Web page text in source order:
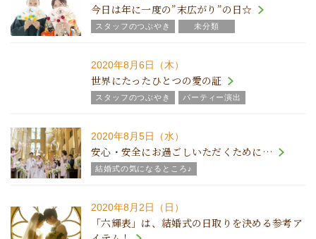
今日は年に一度の”末広がり”の日☆
スタッフのつぶやき 未分類
2020年8月6日（木）
世界にたったひとつの愛の証
スタッフのつぶやき パーティー演出
2020年8月5日（水）
安心・安全にお過ごしいただくために…
結婚式の気になるところ♪
2020年8月2日（日）
「六輝表」は、結婚式の日取りを決める参考ア